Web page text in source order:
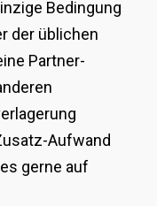
Bedingung
der üblichen
Partner-
Aufwand
gerne auf